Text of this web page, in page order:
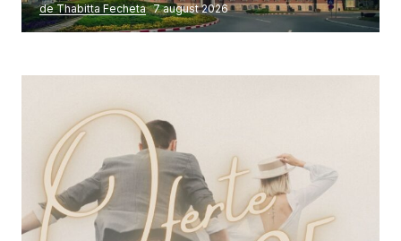
de Thabitta Fecheta 7 august 2026